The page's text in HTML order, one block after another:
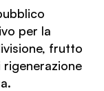
per la
frutto